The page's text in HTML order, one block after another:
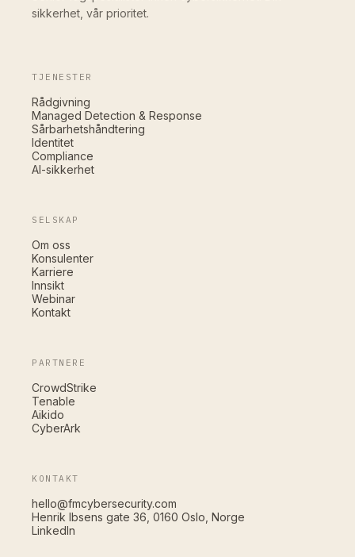
sikkerhet, vår prioritet.
TJENESTER
Rådgivning
Managed Detection & Response
Sårbarhetshåndtering
Identitet
Compliance
AI-sikkerhet
SELSKAP
Om oss
Konsulenter
Karriere
Innsikt
Webinar
Kontakt
PARTNERE
CrowdStrike
Tenable
Aikido
CyberArk
KONTAKT
hello@fmcybersecurity.com
Henrik Ibsens gate 36, 0160 Oslo, Norge
LinkedIn